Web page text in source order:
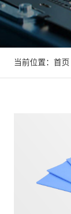
当前位置： 首页